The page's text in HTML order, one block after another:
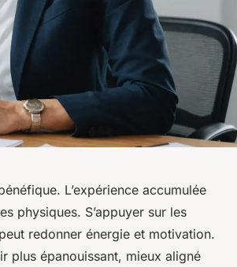
L’expérience accumulée
physiques. S’appuyer sur les
redonner énergie et motivation.
plus épanouissant, mieux aligné